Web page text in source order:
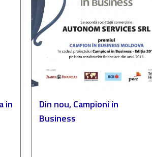
in
Din nou, Campioni in
Business